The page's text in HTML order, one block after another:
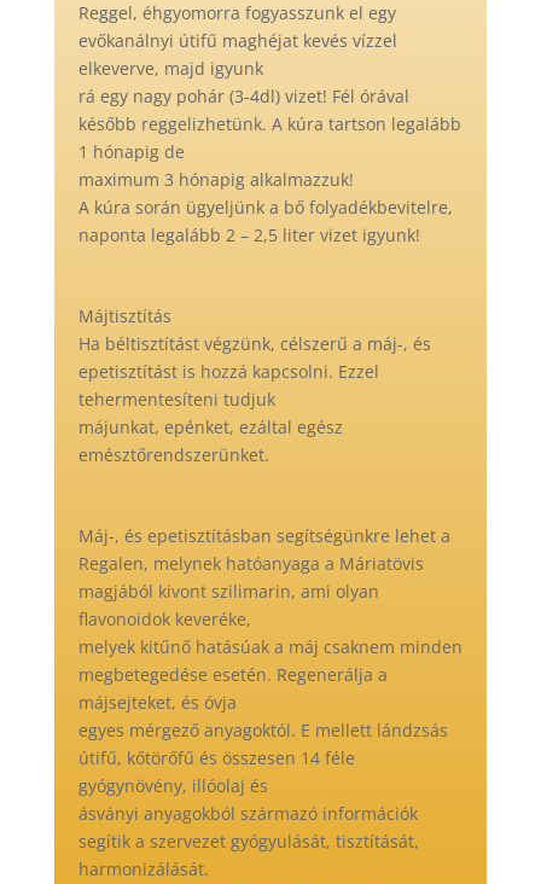
Reggel, éhgyomorra fogyasszunk el egy
evőkanálnyi útifű maghéjat kevés vízzel
elkeverve, majd igyunk
rá egy nagy pohár (3-4dl) vizet! Fél órával
később reggelizhetünk. A kúra tartson legalább
1 hónapig de
maximum 3 hónapig alkalmazzuk!
A kúra során ügyeljünk a bő folyadékbevitelre,
naponta legalább 2 – 2,5 liter vizet igyunk!
Májtisztítás
Ha béltisztítást végzünk, célszerű a máj-, és
epetisztítást is hozzá kapcsolni. Ezzel
tehermentesíteni tudjuk
májunkat, epénket, ezáltal egész
emésztőrendszerünket.
Máj-, és epetisztításban segítségünkre lehet a
Regalen, melynek hatóanyaga a Máriatövis
magjából kivont szilimarin, ami olyan
flavonoidok keveréke,
melyek kitűnő hatásúak a máj csaknem minden
megbetegedése esetén. Regenerálja a
májsejteket, és óvja
egyes mérgező anyagoktól. E mellett lándzsás
útifű, kőtörőfű és összesen 14 féle
gyógynövény, illóolaj és
ásványi anyagokból származó információk
segítik a szervezet gyógyulását, tisztítását,
harmonizálását.